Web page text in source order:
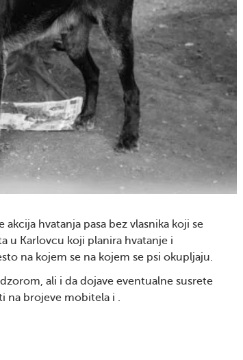
hvatanja pasa bez vlasnika koji se
u Karlovcu koji planira hvatanje i
na kojem se na kojem se psi okupljaju.
ali i da dojave eventualne susrete
na brojeve mobitela i .